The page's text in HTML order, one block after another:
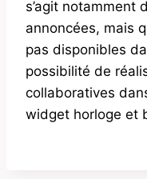
s’agit notamment
annoncées, mais
pas disponibles
possibilité de
collaboratives
widget horloge et